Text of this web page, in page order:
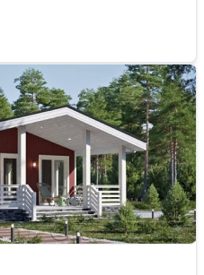
тротуарной плитки и
под ключ: от
специалиста
решение под ваш
сметы. При объёме
и за небольшие заказы
заводов, современную
соблюдение сроков и
—
посмотреть ваш участок.